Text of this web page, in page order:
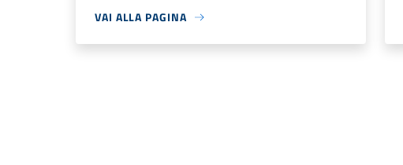
VAI ALLA PAGINA